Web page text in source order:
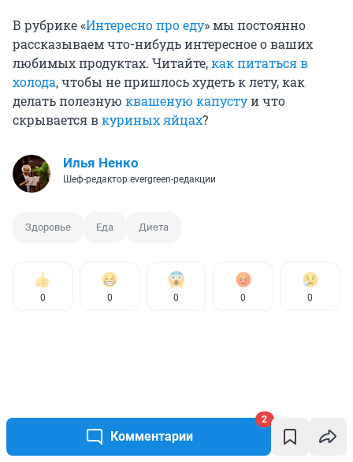
Комментарии
2
В рубрике «Интересно про еду» мы постоянно
рассказываем что-нибудь интересное о ваших
любимых продуктах. Читайте,как питаться в
холода, чтобы не пришлось худеть к лету, как
делать полезную квашеную капустуи что
скрывается вкуриных яйцах?
Илья Ненко
Шеф-редактор evergreen-редакции
Здоровье Еда Диета
0 0 0 0 0